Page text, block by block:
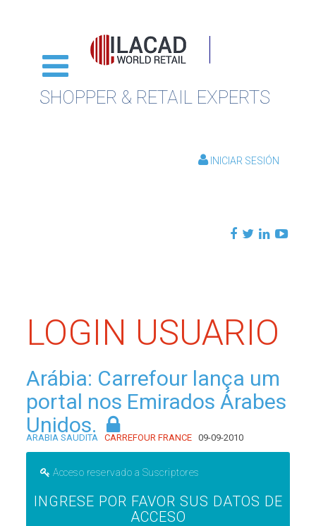
SHOPPER & RETAIL EXPERTS
INICIAR SESIÓN
LOGIN USUARIO
Arábia: Carrefour lança um
portal nos Emirados Árabes
Unidos.
ARABIA SAUDITA CARREFOUR FRANCE 09-09-2010
Acceso reservado a Suscriptores
INGRESE POR FAVOR SUS DATOS DE
ACCESO